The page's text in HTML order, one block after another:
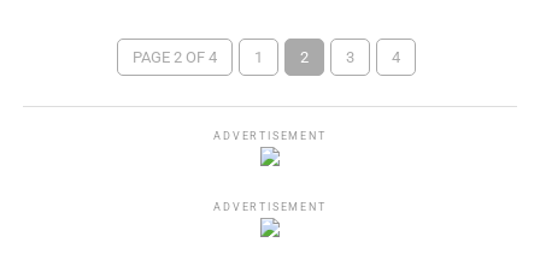
PAGE 2 OF 4 1 2 3 4
ADVERTISEMENT
ADVERTISEMENT